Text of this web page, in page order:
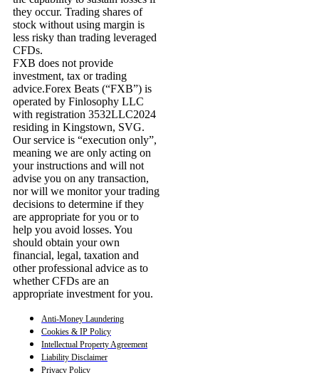
they occur. Trading shares of
stock without using margin is
less risky than trading leveraged
CFDs.
FXB does not provide
investment, tax or trading
advice.Forex Beats (“FXB”) is
operated by Finlosophy LLC
with registration 3532LLC2024
residing in Kingstown, SVG.
Our service is “execution only”,
meaning we are only acting on
your instructions and will not
advise you on any transaction,
nor will we monitor your trading
decisions to determine if they
are appropriate for you or to
help you avoid losses. You
should obtain your own
financial, legal, taxation and
other professional advice as to
whether CFDs are an
appropriate investment for you.
Anti-Money Laundering
Cookies & IP Policy
Intellectual Property Agreement
Liability Disclaimer
Privacy Policy